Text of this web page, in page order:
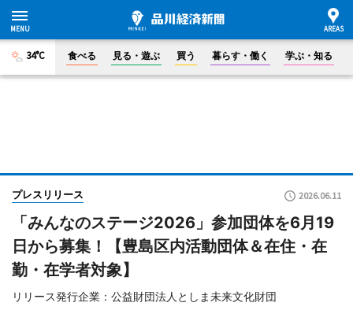
34°C 食べる 見る・遊ぶ 買う 暮らす・働く 学ぶ・知る
プレスリリース 2026.06.11
「みんなのステージ2026」参加団体を6月19
日から募集！【豊島区内活動団体＆在住・在
勤・在学者対象】
リリース発行企業：公益財団法人としま未来文化財団